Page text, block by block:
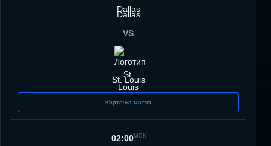
Dallas
VS
St. Louis
Карточка матча
02:00МСК